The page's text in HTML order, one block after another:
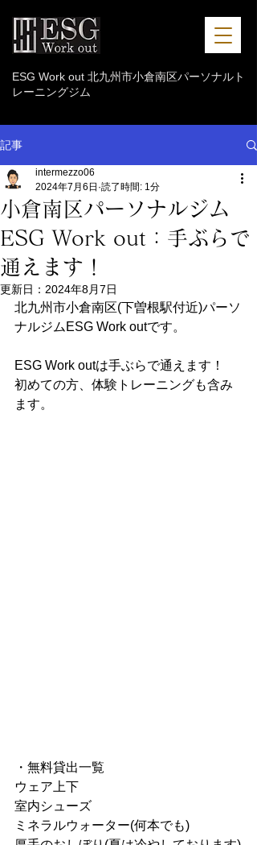
ESG Work out 北九州市小倉南区パーソナルト
レーニングジム
記事
小倉南区パーソナルジム
ESG Work out：手ぶらで
通えます！
intermezzo06
2024年7月6日 読了時間: 1分
更新日： 2024年8月7日
北九州市小倉南区(下曽根駅付近)パーソ
ナルジムESG Work outです。
ESG Work outは手ぶらで通えます！
初めての方、体験トレーニングも含み
ます。
・無料貸出一覧
ウェア上下
室内シューズ
ミネラルウォーター(何本でも)